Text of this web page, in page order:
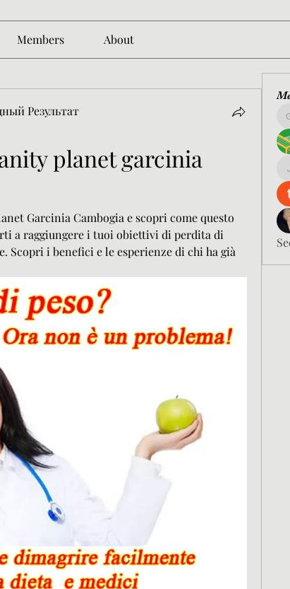
Members About
Результат
planet garcinia
Garcinia Cambogia e scopri come questo
a raggiungere i tuoi obiettivi di perdita di
Scopri i benefici e le esperienze di chi ha già